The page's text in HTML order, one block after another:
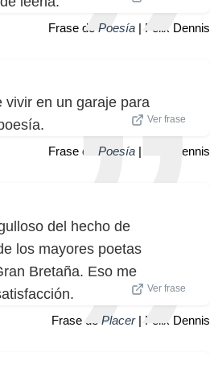
Frase de Poesía | Felix Dennis
vivir en un garaje para
Ver frase
Frase de Poesía | Felix Dennis
del hecho de
los mayores poetas
Bretaña. Eso me
Ver frase
Frase de Placer| Felix Dennis